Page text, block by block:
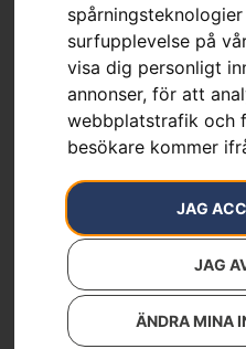
surfupplevelse på
visa dig personligt
annonser, för att
webbplatstrafik och
besökare kommer
JAG
JAG
ÄNDRA MINA